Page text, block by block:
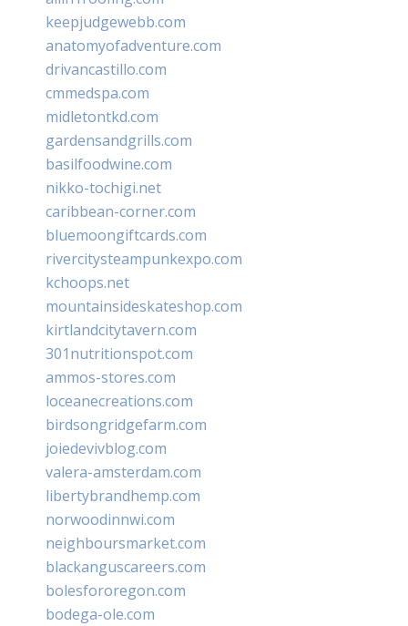
keepjudgewebb.com
anatomyofadventure.com
drivancastillo.com
cmmedspa.com
midletontkd.com
gardensandgrills.com
basilfoodwine.com
nikko-tochigi.net
caribbean-corner.com
bluemoongiftcards.com
rivercitysteampunkexpo.com
kchoops.net
mountainsideskateshop.com
kirtlandcitytavern.com
301nutritionspot.com
ammos-stores.com
loceanecreations.com
birdsongridgefarm.com
joiedevivblog.com
valera-amsterdam.com
libertybrandhemp.com
norwoodinnwi.com
neighboursmarket.com
blackanguscareers.com
bolesfororegon.com
bodega-ole.com